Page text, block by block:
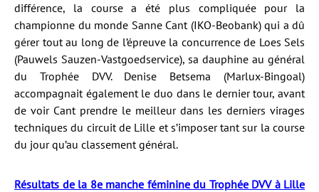
différence, la course a été plus compliquée pour la
championne du monde Sanne Cant (IKO-Beobank) qui a dû
gérer tout au long de l’épreuve la concurrence de Loes Sels
(Pauwels Sauzen-Vastgoedservice), sa dauphine au général
du Trophée DVV. Denise Betsema (Marlux-Bingoal)
accompagnait également le duo dans le dernier tour, avant
de voir Cant prendre le meilleur dans les derniers virages
techniques du circuit de Lille et s’imposer tant sur la course
du jour qu’au classement général.
Résultats de la 8e manche féminine du Trophée DVV à Lille